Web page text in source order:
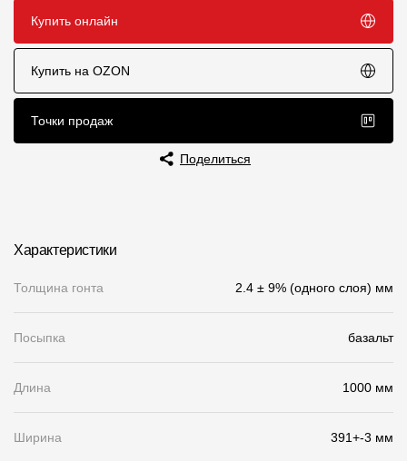
Чертежи
Текстуры
Фото объектов
Вопрос-ответ/Faq
Цены
Компания
О компании
Купить онлайн
Купить на OZON
Точки продаж
Поделиться
Характеристики
Толщина гонта 2.4 ± 9% (одного слоя) мм
Посыпка базальт
Длина 1000 мм
Ширина 391+-3 мм